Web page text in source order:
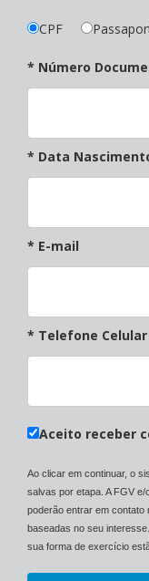
CPF
* Número
* Data
* E-mail
* Telefone Celular
Aceito receber
Ao clicar em continuar, o
salvas por etapa. A FGV
poderão entrar em
baseadas no seu
sua forma de exercício